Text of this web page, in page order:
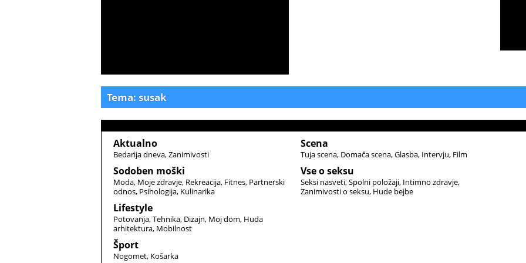
Tema: susak
Aktualno
Bedarija dneva Zanimivosti
Sodoben moški
Moda Moje zdravje Rekreacija Fitnes Partnerski
odnos Psihologija Kulinarika
Lifestyle
Potovanja Tehnika Dizajn Moj dom Huda
arhitektura Mobilnost
Šport
Nogomet Košarka
Scena
Tuja scena Domača scena Glasba Intervju Film
Vse o seksu
Seksi nasveti Spolni položaji Intimno zdravje
Zanimivosti o seksu Hude bejbe